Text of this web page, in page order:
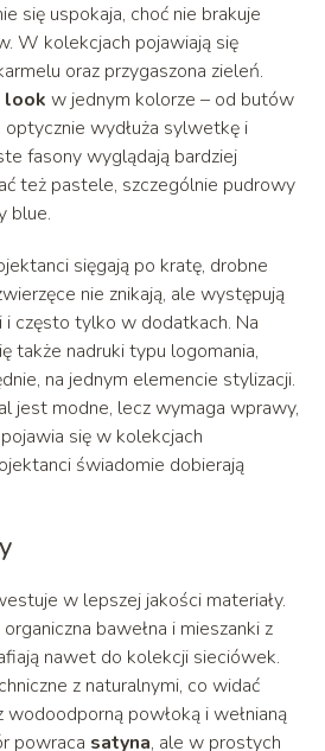
się uspokaja, choć nie brakuje
W kolekcjach pojawiają się
oraz przygaszona zieleń.
w jednym kolorze – od butów
optycznie wydłuża sylwetkę i
fasony wyglądają bardziej
też pastele, szczególnie pudrowy
blue.
sięgają po kratę, drobne
nie znikają, ale występują
często tylko w dodatkach. Na
także nadruki typu logomania,
na jednym elemencie stylizacji.
jest modne, lecz wymaga wprawy,
się w kolekcjach
świadomie dobierają
w lepszej jakości materiały.
bawełna i mieszanki z
nawet do kolekcji sieciówek.
z naturalnymi, co widać
powłoką i wełnianą
powraca satyna, ale w prostych